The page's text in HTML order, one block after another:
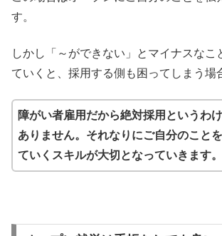
す。
しかし「～ができない」とマイナスなこ
ていくと、採用する側も困ってしまう場
障がい者雇用だから絶対採用というわ
ありません。それなりにご自分のこと
ていくスキルが大切となっていきます。